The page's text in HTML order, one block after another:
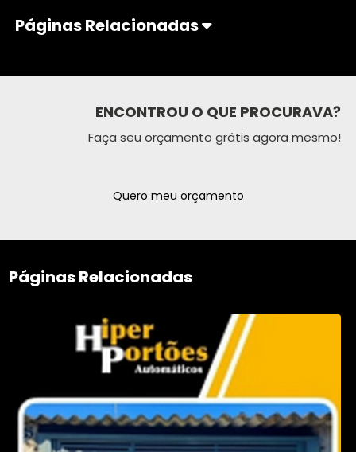
Páginas Relacionadas
ENCONTROU O QUE PROCURAVA?
Faça seu orçamento grátis agora mesmo!
Quero meu orçamento
Páginas Relacionadas